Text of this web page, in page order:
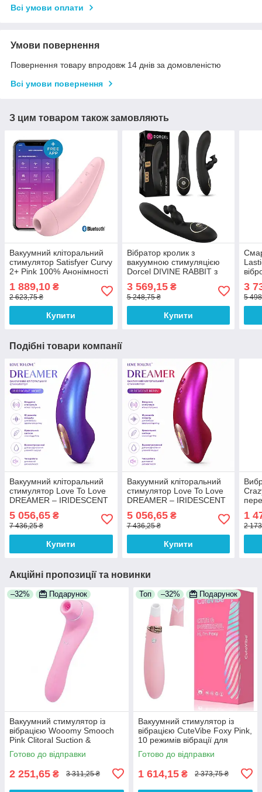
Всі умови оплати
Умови повернення
Повернення товару впродовж 14 днів за домовленістю
Всі умови повернення
З цим товаром також замовляють
Вакуумний кліторальний
стимулятор Satisfyer Curvy
2+ Pink 100% Анонімності
1 889,10 ₴
2 623,75 ₴
Купити
Вібратор кролик з
вакуумною стимуляцією
Dorcel DIVINE RABBIT з
вібрацією, 10 режимів
вібрації: 3 режими вакууму
100% Анонімності
3 569,15₴
5 248,75 ₴
Купити
3
5
Подібні товари компанії
Вакуумний кліторальний
стимулятор Love To Love
DREAMER – IRIDESCENT
пульт, гарантія 12 місяців
5 056,65 ₴
7 436,25 ₴
Купити
Вакуумний кліторальний
стимулятор Love To Love
DREAMER – IRIDESCENT
пульт, гарантія 12 місяців
5 056,65₴
7 436,25 ₴
Купити
1
2
Акційні пропозиції та новинки
–32% Подарунок
Вакуумний стимулятор із
вібрацією Wooomy Smooch
Pink Clitoral Suction &
Vibration, 10х2 режимів
Готово до відправки
2 251,65 ₴ 3 311,25 ₴
Топ –32% Подарунок
Вакуумний стимулятор із
вібрацією CuteVibe Foxy Pink,
10 режимів вібрації для
глибокої стимуляції точки G
Готово до відправки
1 614,15 ₴ 2 373,75 ₴